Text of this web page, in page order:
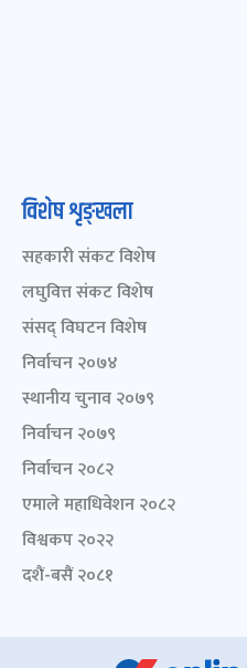
विशेष शृङ्खला
सहकारी संकट विशेष
लघुवित्त संकट विशेष
संसद् विघटन विशेष
निर्वाचन २०७४
स्थानीय चुनाव २०७९
निर्वाचन २०७९
निर्वाचन २०८२
एमाले महाधिवेशन २०८२
विश्वकप २०२२
दशैं-बसैं २०८१